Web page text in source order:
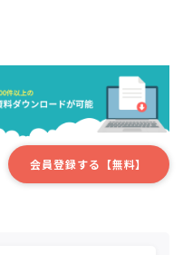
会員登録する【無料】